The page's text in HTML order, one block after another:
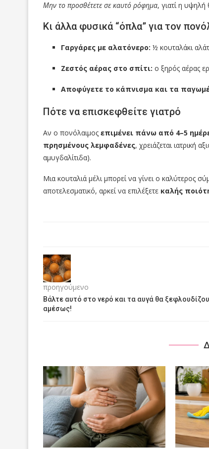
Μην το προσθέτετε σε καυτό ρόφημα, γιατί η υψηλή
Κι άλλα φυσικά “όπλα” για τον
Γαργάρες με αλατόνερο: ½ κουταλάκι
Ζεστός αέρας στο σπίτι: ο ξηρός αέρας
Αποφύγετε το κάπνισμα και τα
Πότε να επισκεφθείτε γιατρό
Αν ο πονόλαιμος επιμένει πάνω από 4–5
πρησμένους λεμφαδένες, χρειάζεται ιατρική
αμυγδαλίτιδα).
Μια κουταλιά μέλι μπορεί να γίνει ο καλύτερος
αποτελεσματικό, αρκεί να επιλέξετε καλής
προηγούμενο
Βάλτε αυτό στο νερό και τα αυγά θα
αμέσως!